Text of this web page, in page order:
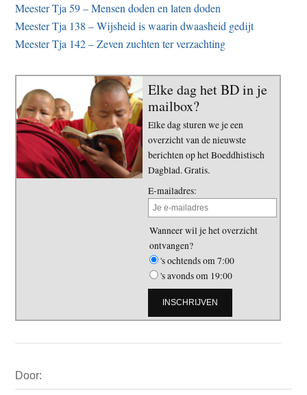
Meester Tja 59 – Mensen doden en laten doden
Meester Tja 138 – Wijsheid is waarin dwaasheid gedijt
Meester Tja 142 – Zeven zuchten ter verzachting
Elke dag het BD in je
mailbox?
Elke dag sturen we je een
overzicht van de nieuwste
berichten op het Boeddhistisch
Dagblad. Gratis.
E-mailadres:
Wanneer wil je het overzicht
ontvangen?
's ochtends om 7:00
's avonds om 19:00
Sidebar
Door: